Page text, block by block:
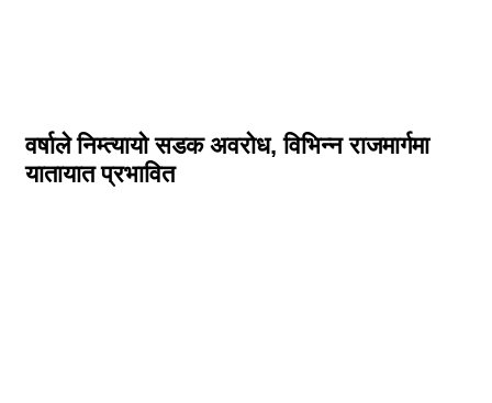
वर्षाले निम्त्यायो सडक अवरोध, विभिन्न राजमार्गमा
यातायात प्रभावित